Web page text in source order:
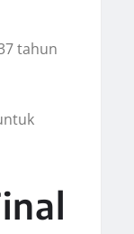
tahun